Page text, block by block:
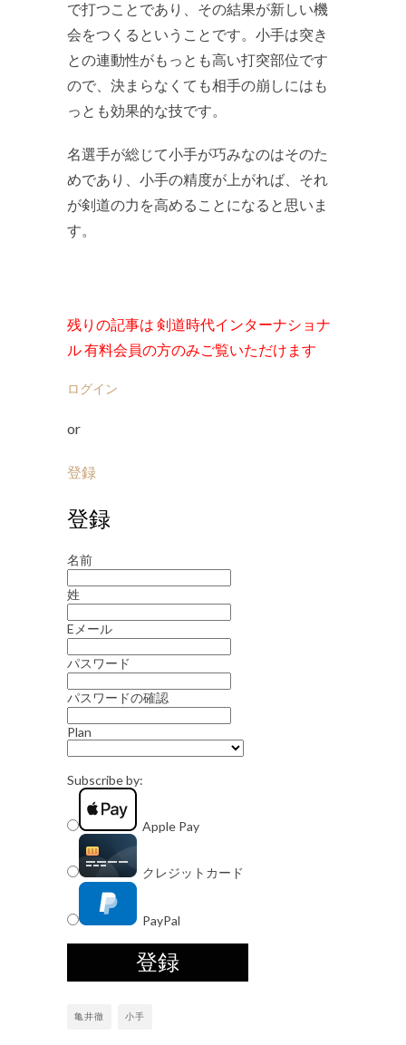
で打つことであり、その結果が新しい機
会をつくるということです。小手は突き
との連動性がもっとも高い打突部位です
ので、決まらなくても相手の崩しにはも
っとも効果的な技です。
名選手が総じて小手が巧みなのはそのた
めであり、小手の精度が上がれば、それ
が剣道の力を高めることになると思いま
す。
残りの記事は 剣道時代インターナショナ
ル 有料会員の方のみご覧いただけます
ログイン
or
登録
登録
名前
姓
Eメール
パスワード
パスワードの確認
Plan
Subscribe by:
Apple Pay
クレジットカード
PayPal
亀井徹 小手